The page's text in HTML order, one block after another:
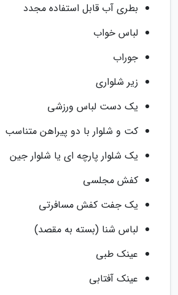
بطری آب قابل استفاده مجدد
لباس خواب
جوراب
زیر شلواری
یک دست لباس ورزشی
کت و شلوار با دو پیراهن متناسب
یک شلوار پارچه ای یا شلوار جین
کفش مجلسی
یک جفت کفش مسافرتی
لباس شنا (بسته به مقصد)
عینک طبی
عینک آفتابی